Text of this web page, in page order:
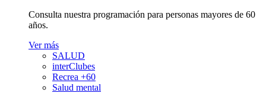
Consulta nuestra programación para personas mayores de 60
años.
Ver más
SALUD
interClubes
Recrea +60
Salud mental